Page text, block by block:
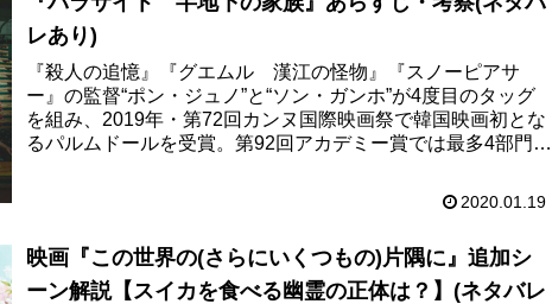
レあり)
『殺人の追憶』『グエムル 漢江の怪物』『スノーピアサ
ー』の監督“ポン・ジュノ”と“ソン・ガンホ”が4度目のタッグ
を組み、2019年・第72回カンヌ国際映画祭で韓国映画初とな
るパルムドールを受賞。第92回アカデミー賞では最多4部門
2020.01.19
映画『この世界の(さらにいくつもの)片隅に』追加シ
ーン解説【スイカを食べる幽霊の正体は？】(ネタバレ